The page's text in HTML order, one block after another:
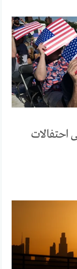
احتفالات